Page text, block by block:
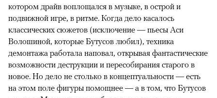
котором драйв воплощался в музыке, в острой и
подвижной игре, в ритме. Когда дело касалось
классических сюжетов (исключение — пьесы Аси
Волошиной, которые Бутусов любил), техника
демонтажа работала наповал, открывая фантастические
возможности деструкции и пересобирания старого в
новое. Но дело не столько в концептуальности — есть
на этом поле фигуры помощнее — а в том, что Бутусов